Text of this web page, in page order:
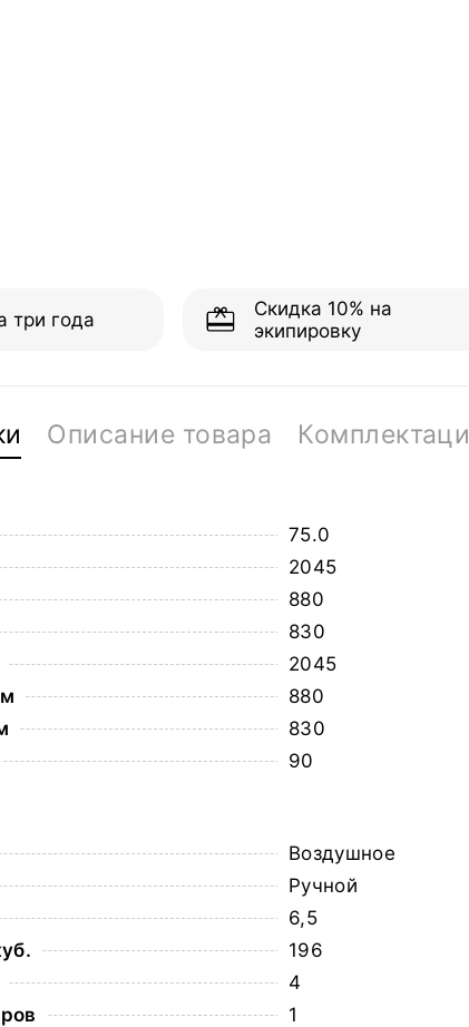
три года
Скидка 10% на
экипировку
Описание товара
75.0
2045
880
830
2045
880
830
90
Воздушное
Ручной
6,5
196
4
1